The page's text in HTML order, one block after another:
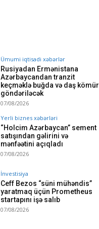
Ümumi iqtisadi xəbərlər
Rusiyadan Ermənistana
Azərbaycandan tranzit
keçməklə buğda və daş kömür
göndəriləcək
07/08/2026
Yerli biznes xəbərləri
“Holcim Azərbaycan” sement
satışından gəlirini və
mənfəətini açıqladı
07/08/2026
İnvestisiya
Ceff Bezos “süni mühəndis”
yaratmaq üçün Prometheus
startapını işə salıb
07/08/2026